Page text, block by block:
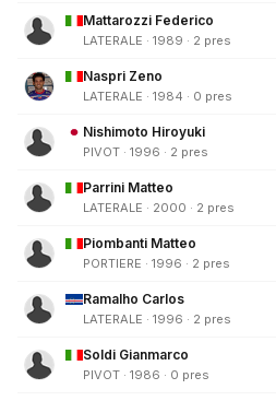
Mattarozzi Federico
LATERALE · 1989 · 2 pres
Naspri Zeno
LATERALE · 1984 · 0 pres
Nishimoto Hiroyuki
PIVOT · 1996 · 2 pres
Parrini Matteo
LATERALE · 2000 · 2 pres
Piombanti Matteo
PORTIERE · 1996 · 2 pres
Ramalho Carlos
LATERALE · 1996 · 2 pres
Soldi Gianmarco
PIVOT · 1986 · 0 pres